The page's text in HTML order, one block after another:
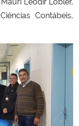
Contábeis,